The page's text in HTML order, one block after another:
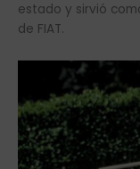
estado y sirvió
de FIAT.